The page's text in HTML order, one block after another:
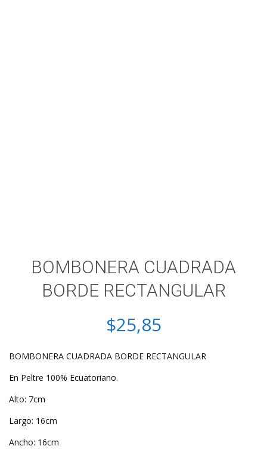
BOMBONERA CUADRADA
BORDE RECTANGULAR
$25,85
BOMBONERA CUADRADA BORDE RECTANGULAR
En Peltre 100% Ecuatoriano.
Alto: 7cm
Largo: 16cm
Ancho: 16cm